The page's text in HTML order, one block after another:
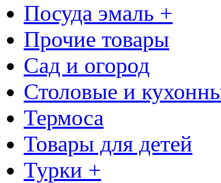
Посуда эмаль +
Прочие товары
Сад и огород
Столовые и
Термоса
Товары для детей
Турки +